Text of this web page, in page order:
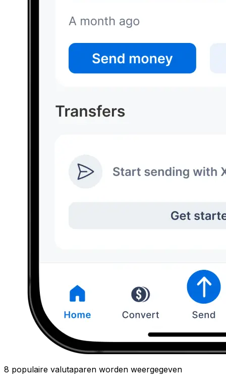
8 populaire valutaparen worden weergegeven